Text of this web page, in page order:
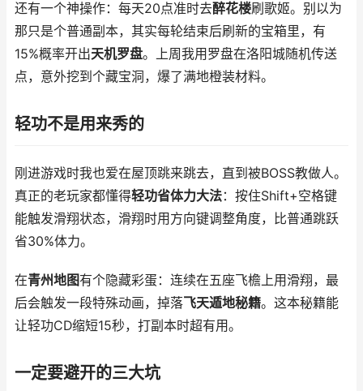
还有一个神操作：每天20点准时去醉花楼刷歌姬。别以为
那只是个普通副本，其实每轮结束后刷新的宝箱里，有
15%概率开出天机罗盘。上周我用罗盘在洛阳城随机传送
点，意外挖到个藏宝洞，爆了满地橙装材料。
轻功不是用来秀的
刚进游戏时我也爱在屋顶跳来跳去，直到被BOSS教做人。
真正的老玩家都懂得轻功省体力大法：按住Shift+空格键
能触发滑翔状态，滑翔时用方向键调整角度，比普通跳跃
省30%体力。
在青州地图有个隐藏彩蛋：连续在五座飞檐上用滑翔，最
后会触发一段特殊动画，掉落飞天遁地秘籍。这本秘籍能
让轻功CD缩短15秒，打副本时超有用。
一定要避开的三大坑